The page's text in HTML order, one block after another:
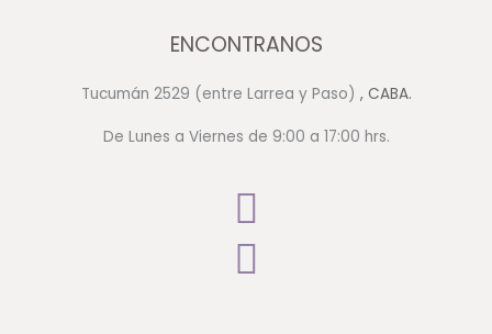
ENCONTRANOS
Tucumán 2529 (entre Larrea y Paso) , CABA.
De Lunes a Viernes de 9:00 a 17:00 hrs.